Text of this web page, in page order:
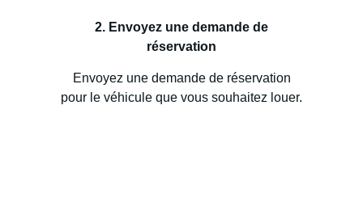
2. Envoyez une demande de
réservation
Envoyez une demande de réservation
pour le véhicule que vous souhaitez louer.